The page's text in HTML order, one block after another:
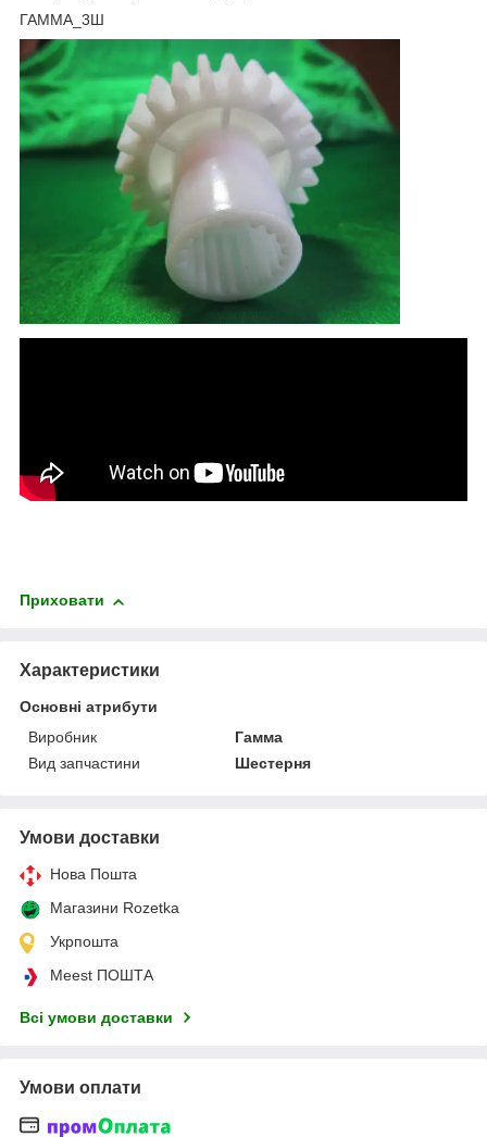
ГАММА_3Ш
Приховати
Характеристики
Основні атрибути
Виробник
Гамма
Вид запчастини
Шестерня
Умови доставки
Нова Пошта
Магазини Rozetka
Укрпошта
Meest ПОШТА
Всі умови доставки
Умови оплати